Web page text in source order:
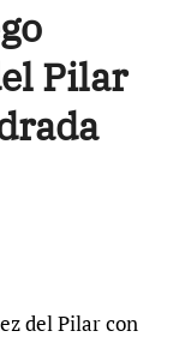
Pilar
del Pilar con